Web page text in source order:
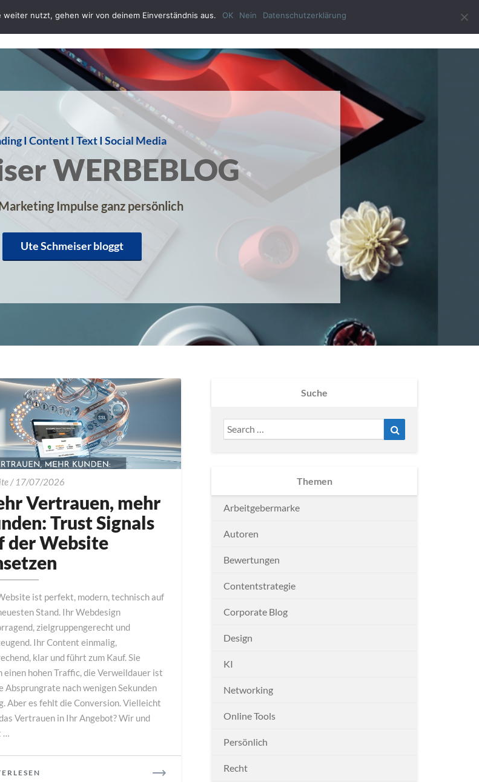
Startseite Bloggerin Ute Schmeiser Gast-Autor Impressum Datenschutzerklärung
I Content I Text I Social Media
WERBEBLOG
Impulse ganz persönlich
Ute Schmeiser bloggt
/ 17/07/2026
Vertrauen,
mehr
Kunden:
Trust
Website
einsetzen
Vertrauen, mehr
Trust Signals
der Website
ist perfekt, modern, technisch auf
Stand. Ihr Webdesign
zielgruppengerecht und
Ihr Content einmalig,
klar und führt zum Kauf. Sie
einen hohen Traffic, die Verweildauer ist
Absprungrate nach wenigen Sekunden
Aber es fehlt die Conversion. Vielleicht
Vertrauen in Ihr Angebot? Wir und
…
Suche
Search
for:
Themen
Arbeitgebermarke
Autoren
Bewertungen
Contentstrategie
Corporate Blog
Design
KI
Networking
Online Tools
Persönlich
Recht
nutzt, gehen wir von deinem Einverständnis aus. OK Nein Datenschutzerklärung